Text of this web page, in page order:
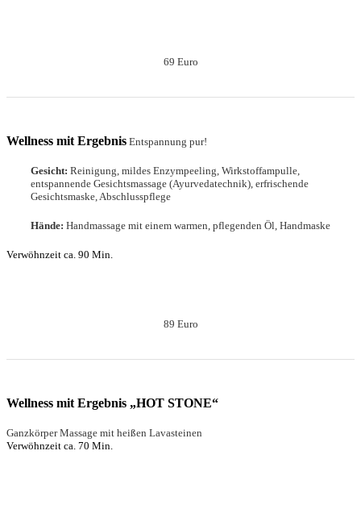
69 Euro
Wellness mit Ergebnis Entspannung pur!
Gesicht: Reinigung, mildes Enzympeeling, Wirkstoffampulle,
entspannende Gesichtsmassage (Ayurvedatechnik), erfrischende
Gesichtsmaske, Abschlusspflege
Hände: Handmassage mit einem warmen, pflegenden Öl, Handmaske
Verwöhnzeit ca. 90 Min.
89 Euro
Wellness mit Ergebnis „HOT STONE“
Ganzkörper Massage mit heißen Lavasteinen
Verwöhnzeit ca. 70 Min.